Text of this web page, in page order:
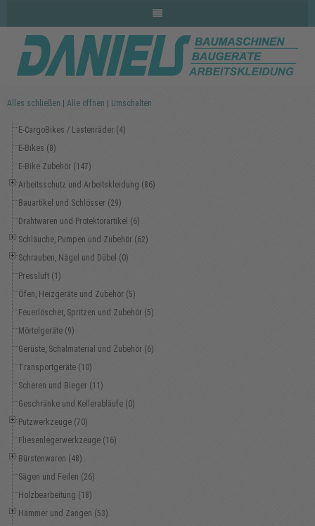
Alles schließen Alle öffnen Umschalten
E-CargoBikes / Lastenräder (4)
E-Bikes (8)
E-Bike Zubehör (147)
Arbeitsschutz und Arbeitskleidung (86)
Bauartikel und Schlösser (29)
Drahtwaren und Protektorartikel (6)
Schläuche, Pumpen und Zubehör (62)
Schrauben, Nägel und Dübel (0)
Pressluft (1)
Öfen, Heizgeräte und Zubehör (5)
Feuerlöscher, Spritzen und Zubehör (5)
Mörtelgeräte (9)
Gerüste, Schalmaterial und Zubehör (6)
Transportgeräte (10)
Scheren und Bieger (11)
Geschränke und Kellerabläufe (0)
Putzwerkzeuge (70)
Fliesenlegerwerkzeuge (16)
Bürstenwaren (48)
Sägen und Feilen (26)
Holzbearbeitung (18)
Hämmer und Zangen (53)